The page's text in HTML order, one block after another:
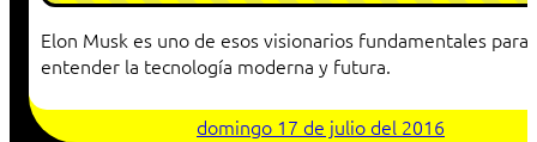
Elon Musk es uno de esos visionarios fundamentales para
entender la tecnología moderna y futura.
domingo 17 de julio del 2016